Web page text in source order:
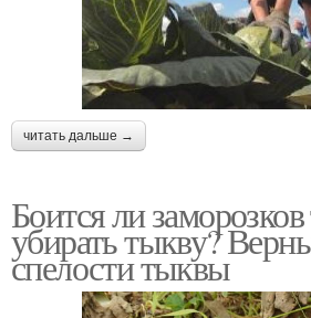
читать дальше →
Боится ли
убирать тыкву?
спелости тыквы